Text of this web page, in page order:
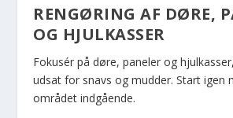
RENGØRING AF DØRE,
OG HJULKASSER
Fokusér på døre, paneler og
udsat for snavs og mudder. Start igen
området indgående.